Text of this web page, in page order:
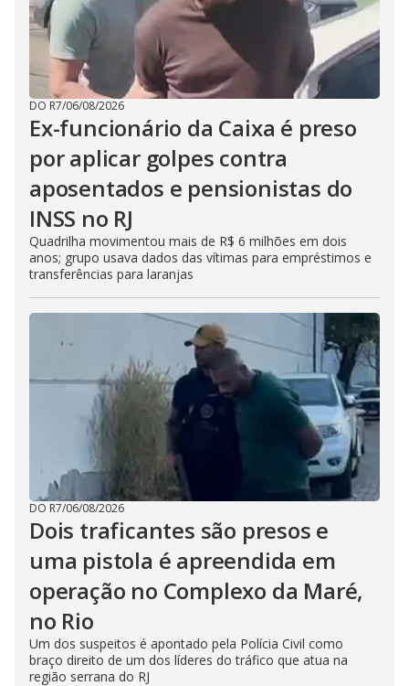
DO R7/06/08/2026
Ex-funcionário da Caixa é preso
por aplicar golpes contra
aposentados e pensionistas do
INSS no RJ
Quadrilha movimentou mais de R$ 6 milhões em dois
anos; grupo usava dados das vítimas para empréstimos e
transferências para laranjas
DO R7/06/08/2026
Dois traficantes são presos e
uma pistola é apreendida em
operação no Complexo da Maré,
no Rio
Um dos suspeitos é apontado pela Polícia Civil como
braço direito de um dos líderes do tráfico que atua na
região serrana do RJ